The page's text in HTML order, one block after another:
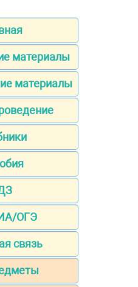
материалы
материалы
ОГЭ
связь